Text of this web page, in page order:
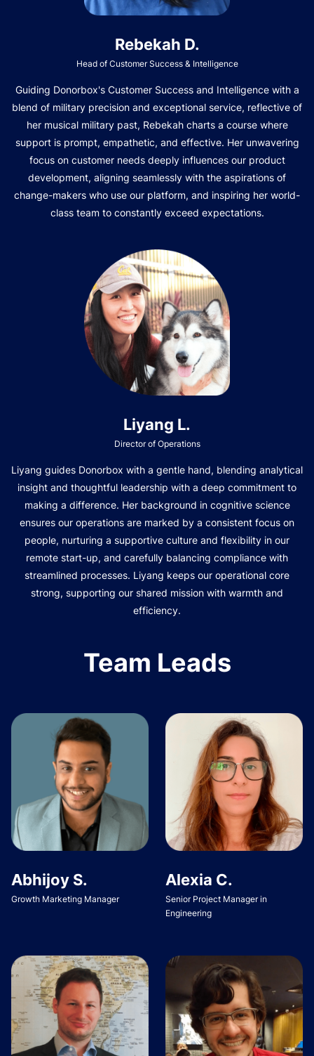
Rebekah D.
Head of Customer Success & Intelligence
Guiding Donorbox's Customer Success and Intelligence with a
blend of military precision and exceptional service, reflective of
her musical military past, Rebekah charts a course where
support is prompt, empathetic, and effective. Her unwavering
focus on customer needs deeply influences our product
development, aligning seamlessly with the aspirations of
change-makers who use our platform, and inspiring her world-
class team to constantly exceed expectations.
Liyang L.
Director of Operations
Liyang guides Donorbox with a gentle hand, blending analytical
insight and thoughtful leadership with a deep commitment to
making a difference. Her background in cognitive science
ensures our operations are marked by a consistent focus on
people, nurturing a supportive culture and flexibility in our
remote start-up, and carefully balancing compliance with
streamlined processes. Liyang keeps our operational core
strong, supporting our shared mission with warmth and
efficiency.
Team Leads
Abhijoy S.
Growth Marketing Manager
Alexia C.
Senior Project Manager in
Engineering